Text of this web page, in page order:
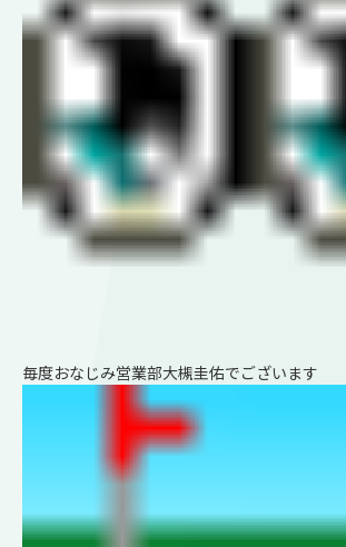
毎度おなじみ営業部大槻圭佑でございます